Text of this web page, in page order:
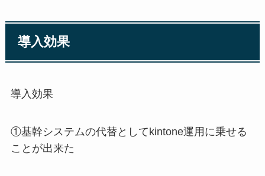
導入効果
導入効果
①基幹システムの代替としてkintone運用に乗せる
ことが出来た